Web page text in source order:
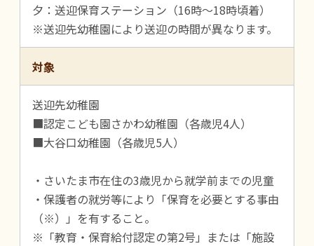
夕：送迎保育ステーション（16時～18時頃着）
※送迎先幼稚園により送迎の時間が異なります。
対象
送迎先幼稚園
■認定こども園さかわ幼稚園（各歳児4人）
■大谷口幼稚園（各歳児5人）
・さいたま市在住の3歳児から就学前までの児童
・保護者の就労等により「保育を必要とする事由
（※）」を有すること。
※「教育・保育給付認定の第2号」または「施設